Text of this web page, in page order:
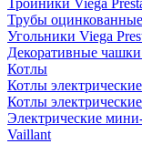
Трубы
Угольники Viega
Декоративные чашки
Котлы
Котлы электрические
Котлы электрические
Электрические
Vaillant